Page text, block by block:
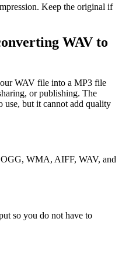
Keep the original if
WAV to
WAV file into a MP3 file
or publishing. The
use, but it cannot add quality
WMA, AIFF, WAV, and
so you do not have to